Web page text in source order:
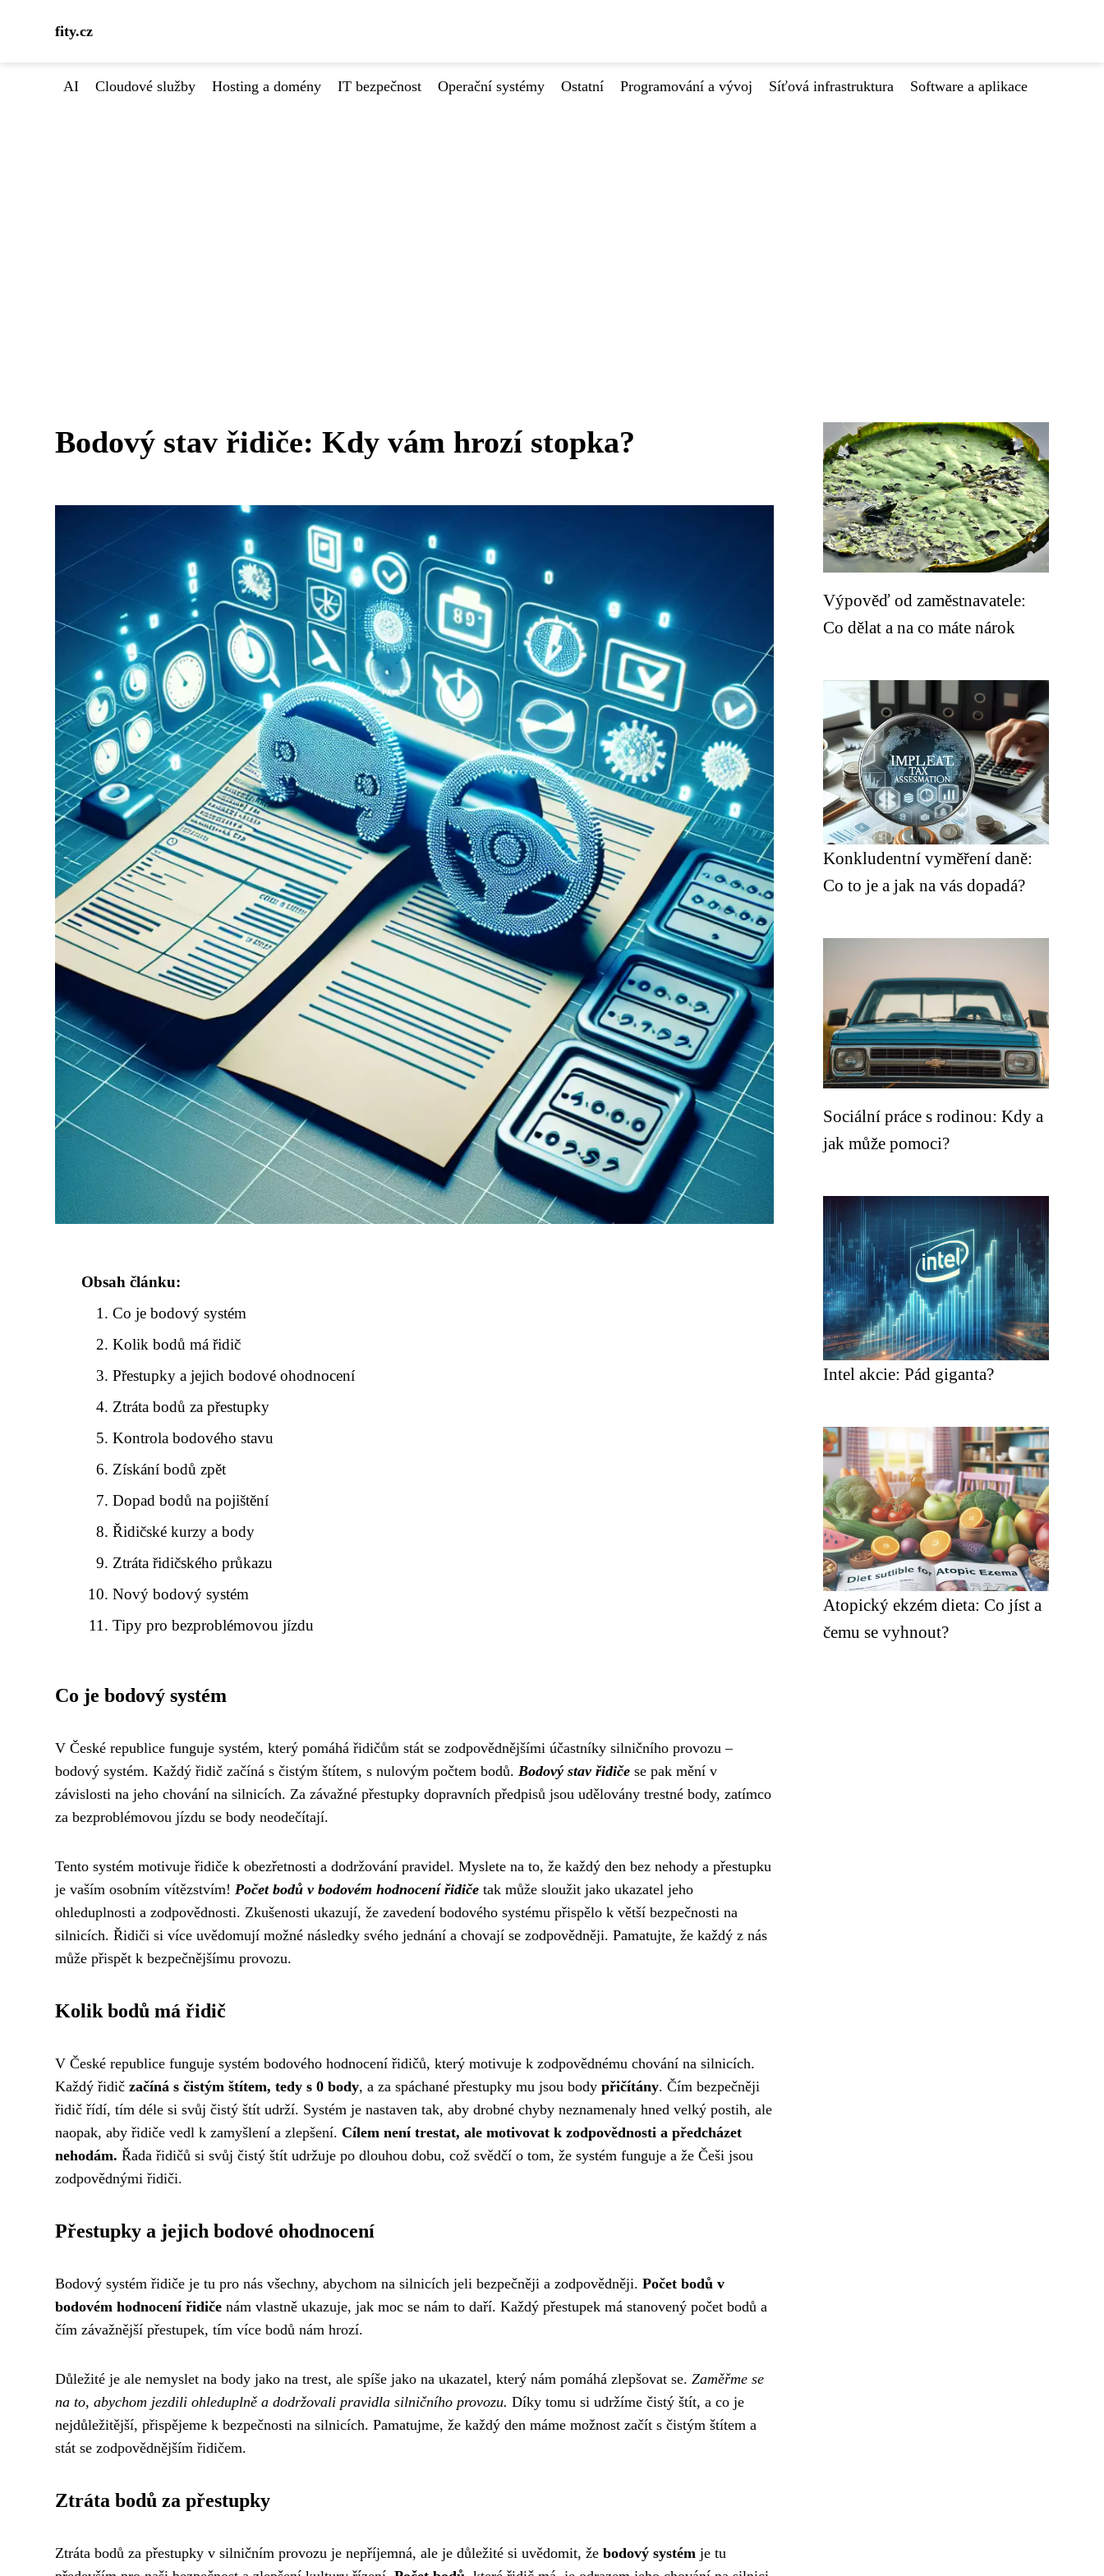
fity.cz
AI Cloudové služby Hosting a domény IT bezpečnost Operační systémy Ostatní Programování a vývoj Síťová infrastruktura Software a aplikace
Bodový stav řidiče: Kdy vám hrozí stopka?
Obsah článku:
Co je bodový systém
Kolik bodů má řidič
Přestupky a jejich bodové ohodnocení
Ztráta bodů za přestupky
Kontrola bodového stavu
Získání bodů zpět
Dopad bodů na pojištění
Řidičské kurzy a body
Ztráta řidičského průkazu
Nový bodový systém
Tipy pro bezproblémovou jízdu
Co je bodový systém
V České republice funguje systém, který pomáhá řidičům stát se zodpovědnějšími účastníky silničního provozu –
bodový systém. Každý řidič začíná s čistým štítem, s nulovým počtem bodů. Bodový stav řidiče se pak mění v
závislosti na jeho chování na silnicích. Za závažné přestupky dopravních předpisů jsou udělovány trestné body, zatímco
za bezproblémovou jízdu se body neodečítají.
Tento systém motivuje řidiče k obezřetnosti a dodržování pravidel. Myslete na to, že každý den bez nehody a přestupku
je vaším osobním vítězstvím! Počet bodů v bodovém hodnocení řidiče tak může sloužit jako ukazatel jeho
ohleduplnosti a zodpovědnosti. Zkušenosti ukazují, že zavedení bodového systému přispělo k větší bezpečnosti na
silnicích. Řidiči si více uvědomují možné následky svého jednání a chovají se zodpovědněji. Pamatujte, že každý z nás
může přispět k bezpečnějšímu provozu.
Kolik bodů má řidič
V České republice funguje systém bodového hodnocení řidičů, který motivuje k zodpovědnému chování na silnicích.
Každý řidič začíná s čistým štítem, tedy s 0 body, a za spáchané přestupky mu jsou body přičítány. Čím bezpečněji
řidič řídí, tím déle si svůj čistý štít udrží. Systém je nastaven tak, aby drobné chyby neznamenaly hned velký postih, ale
naopak, aby řidiče vedl k zamyšlení a zlepšení. Cílem není trestat, ale motivovat k zodpovědnosti a předcházet
nehodám. Řada řidičů si svůj čistý štít udržuje po dlouhou dobu, což svědčí o tom, že systém funguje a že Češi jsou
zodpovědnými řidiči.
Přestupky a jejich bodové ohodnocení
Bodový systém řidiče je tu pro nás všechny, abychom na silnicích jeli bezpečněji a zodpovědněji. Počet bodů v
bodovém hodnocení řidiče nám vlastně ukazuje, jak moc se nám to daří. Každý přestupek má stanovený počet bodů a
čím závažnější přestupek, tím více bodů nám hrozí.
Důležité je ale nemyslet na body jako na trest, ale spíše jako na ukazatel, který nám pomáhá zlepšovat se. Zaměřme se
na to, abychom jezdili ohleduplně a dodržovali pravidla silničního provozu. Díky tomu si udržíme čistý štít, a co je
nejdůležitější, přispějeme k bezpečnosti na silnicích. Pamatujme, že každý den máme možnost začít s čistým štítem a
stát se zodpovědnějším řidičem.
Ztráta bodů za přestupky
Ztráta bodů za přestupky v silničním provozu je nepříjemná, ale je důležité si uvědomit, že bodový systém je tu
Výpověď od zaměstnavatele:
Co dělat a na co máte nárok
Konkludentní vyměření daně:
Co to je a jak na vás dopadá?
Sociální práce s rodinou: Kdy a
jak může pomoci?
Intel akcie: Pád giganta?
Atopický ekzém dieta: Co jíst a
čemu se vyhnout?